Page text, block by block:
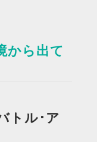
から出て
トル･ア